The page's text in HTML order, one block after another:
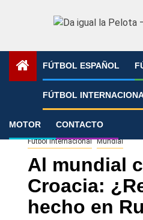
FÚTBOL ESPAÑOL
FÚTBOL
MOTOR CONTACTO
»
Fútbol Internacional Mundial
Al mundial
Croacia:
hecho en